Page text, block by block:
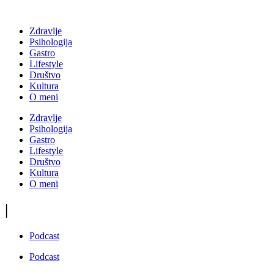
Zdravlje
Psihologija
Gastro
Lifestyle
Društvo
Kultura
O meni
Zdravlje
Psihologija
Gastro
Lifestyle
Društvo
Kultura
O meni
|
Podcast
Podcast